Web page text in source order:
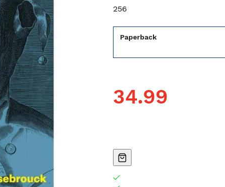
256
Paperback
34.99